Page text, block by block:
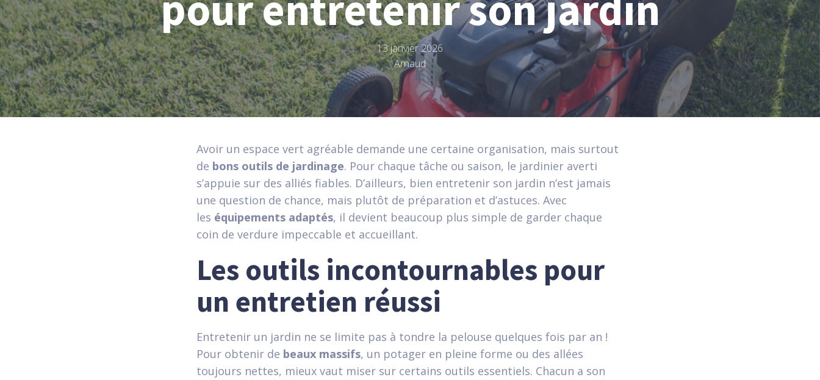
13 janvier 2026
Arnaud
Avoir un espace vert agréable demande une certaine organisation, mais surtout
de bons outils de jardinage. Pour chaque tâche ou saison, le jardinier averti
s’appuie sur des alliés fiables. D’ailleurs, bien entretenir son jardin n’est jamais
une question de chance, mais plutôt de préparation et d’astuces. Avec
les équipements adaptés, il devient beaucoup plus simple de garder chaque
coin de verdure impeccable et accueillant.
Les outils incontournables pour
un entretien réussi
Entretenir un jardin ne se limite pas à tondre la pelouse quelques fois par an !
Pour obtenir de beaux massifs, un potager en pleine forme ou des allées
toujours nettes, mieux vaut miser sur certains outils essentiels. Chacun a son